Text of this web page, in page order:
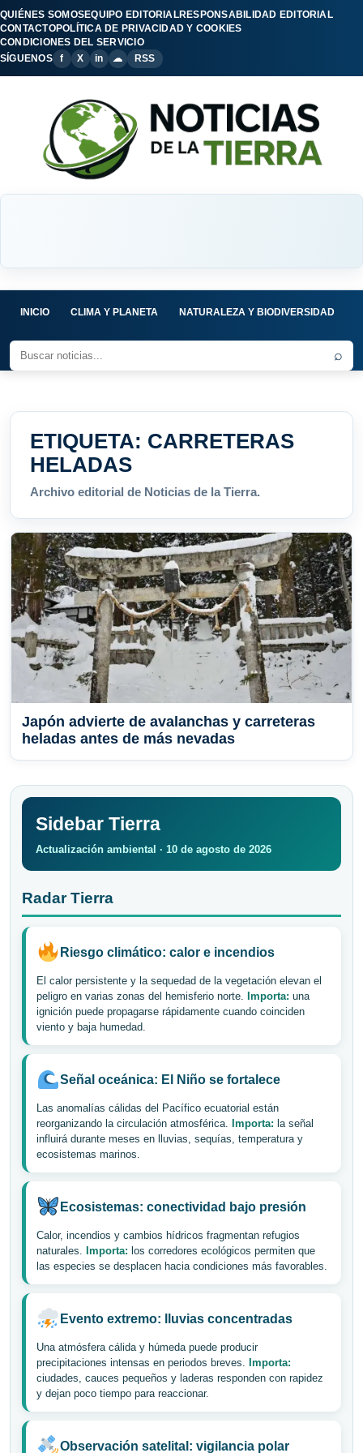
QUIÉNES SOMOSEQUIPO EDITORIALRESPONSABILIDAD EDITORIAL
CONTACTOPOLÍTICA DE PRIVACIDAD Y COOKIES
CONDICIONES DEL SERVICIO
SÍGUENOS
f X in ☁ RSS
INICIO CLIMA Y PLANETA NATURALEZA Y BIODIVERSIDAD
⌕
ETIQUETA: CARRETERAS
HELADAS
Archivo editorial de Noticias de la Tierra.
Japón advierte de avalanchas y carreteras
heladas antes de más nevadas
Sidebar Tierra
Actualización ambiental · 10 de agosto de 2026
Radar Tierra
Riesgo climático: calor e incendios
El calor persistente y la sequedad de la vegetación elevan el
peligro en varias zonas del hemisferio norte. Importa: una
ignición puede propagarse rápidamente cuando coinciden
viento y baja humedad.
Señal oceánica: El Niño se fortalece
Las anomalías cálidas del Pacífico ecuatorial están
reorganizando la circulación atmosférica. Importa: la señal
influirá durante meses en lluvias, sequías, temperatura y
ecosistemas marinos.
Ecosistemas: conectividad bajo presión
Calor, incendios y cambios hídricos fragmentan refugios
naturales. Importa: los corredores ecológicos permiten que
las especies se desplacen hacia condiciones más favorables.
Evento extremo: lluvias concentradas
Una atmósfera cálida y húmeda puede producir
precipitaciones intensas en periodos breves. Importa:
ciudades, cauces pequeños y laderas responden con rapidez
y dejan poco tiempo para reaccionar.
Observación satelital: vigilancia polar